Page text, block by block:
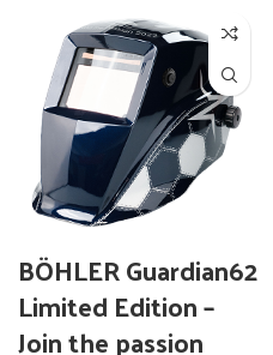
BÖHLER Guardian62
Limited Edition –
Join the passion